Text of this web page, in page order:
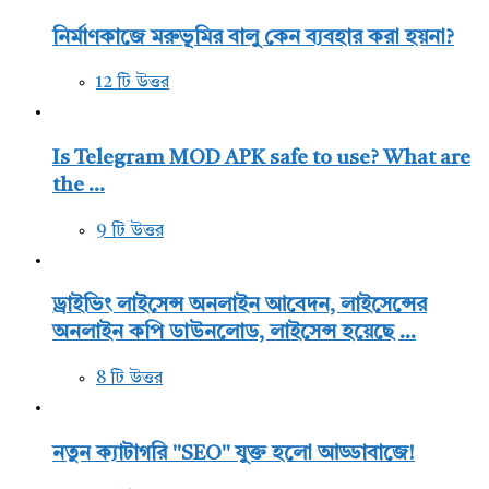
নির্মাণকাজে মরুভূমির বালু কেন ব্যবহার করা হয়না?
12 টি উত্তর
Is Telegram MOD APK safe to use? What are
the ...
9 টি উত্তর
ড্রাইভিং লাইসেন্স অনলাইন আবেদন, লাইসেন্সের
অনলাইন কপি ডাউনলোড, লাইসেন্স হয়েছে ...
8 টি উত্তর
নতুন ক্যাটাগরি "SEO" যুক্ত হলো আড্ডাবাজে!